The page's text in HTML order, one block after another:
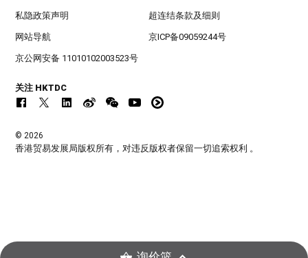
私隐政策声明 超连结条款及细则
网站导航 京ICP备09059244号
京公网安备 11010102003523号
关注 HKTDC
© 2026
香港贸易发展局版权所有，对违反版权者保留一切追索权利 。